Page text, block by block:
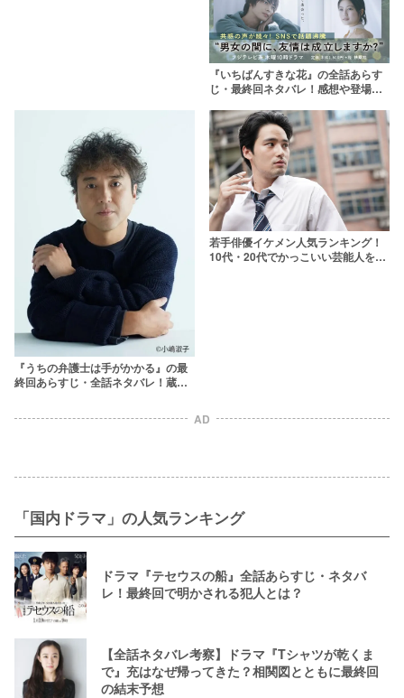
『いちばんすきな花』の全話あらす
じ・最終回ネタバレ！感想や登場し
『うちの弁護士は手がかかる』の最
終回あらすじ・全話ネタバレ！蔵前
若手俳優イケメン人気ランキング！
10代・20代でかっこいい芸能人を選
AD
「国内ドラマ」の人気ランキング
ドラマ『テセウスの船』全話あらすじ・ネタバ
レ！最終回で明かされる犯人とは？
【全話ネタバレ考察】ドラマ『Tシャツが乾くま
で』充はなぜ帰ってきた？相関図とともに最終回
の結末予想